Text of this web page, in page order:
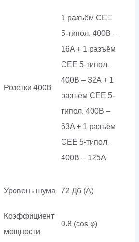
Розетки 400В
1 разъём СЕЕ
5-типол. 400В –
16A + 1 разъём
СЕЕ 5-типол.
400В – 32A + 1
разъём СЕЕ 5-
типол. 400В –
63A + 1 разъём
СЕЕ 5-типол.
400В – 125A
Уровень шума 72 Дб (А)
Коэффициент
мощности
0.8 (cos φ)